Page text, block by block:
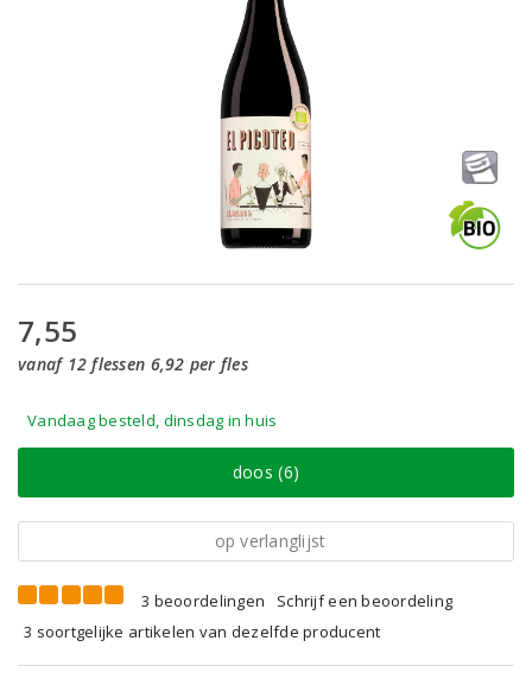
7,55
vanaf 12 flessen 6,92 per fles
Vandaag besteld, dinsdag in huis
doos (6)
op verlanglijst
3 beoordelingen
Schrijf een beoordeling
3 soortgelijke artikelen van dezelfde producent